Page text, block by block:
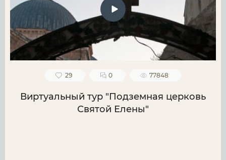
29 0 77848
Виртуальный тур "Подземная церковь
Святой Елены"